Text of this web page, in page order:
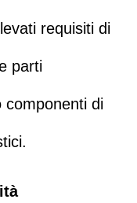
requisiti di
parti
componenti di